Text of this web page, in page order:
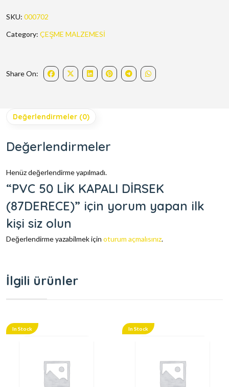
SKU: 000702
Category: ÇEŞME MALZEMESİ
Share On:
Değerlendirmeler (0)
Değerlendirmeler
Henüz değerlendirme yapılmadı.
“PVC 50 LİK KAPALI DİRSEK
(87DERECE)” için yorum yapan ilk
kişi siz olun
Değerlendirme yazabilmek için oturum açmalısınız.
İlgili ürünler
In Stock In Stock